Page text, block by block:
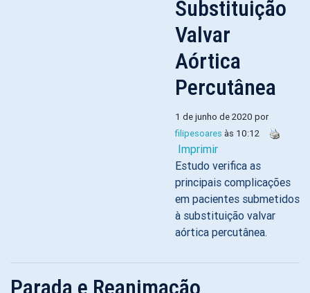
Substituição
Valvar
Aórtica
Percutânea
1 de junho de 2020 por
filipesoares às 10:12
Imprimir
Estudo verifica as
principais complicações
em pacientes submetidos
à substituição valvar
aórtica percutânea.
Parada e Reanimação